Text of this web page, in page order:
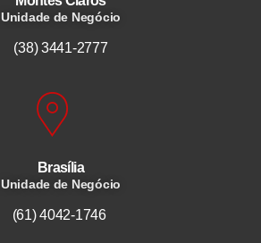
Unidade de Negócio
(38) 3441-2777
Brasília
Unidade de Negócio
(61) 4042-1746